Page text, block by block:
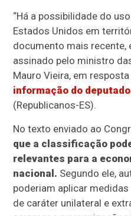
“Há a possibilidade do
Estados Unidos em
documento mais recente,
assinado pelo ministro
Mauro Vieira, em resposta
informação do
(Republicanos-ES).
No texto enviado ao
que a classificação
relevantes para a
nacional. Segundo ele,
poderiam aplicar
de caráter unilateral e